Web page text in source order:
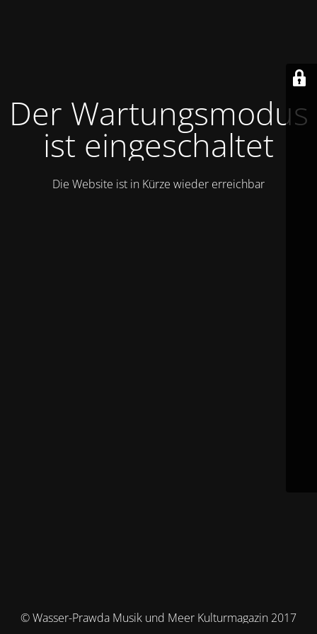
Der Wartungsmodus
ist eingeschaltet
Die Website ist in Kürze wieder erreichbar
© Wasser-Prawda Musik und Meer Kulturmagazin 2017